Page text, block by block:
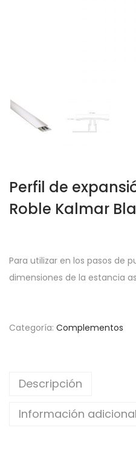
Perfil de
Roble Kalmar
Para utilizar en los pasos de
dimensiones de la estancia
Categoría: Complementos
Descripción
Información adicional